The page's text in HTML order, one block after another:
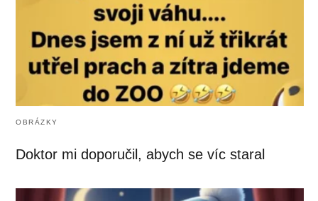
OBRÁZKY
Doktor mi doporučil, abych se víc staral